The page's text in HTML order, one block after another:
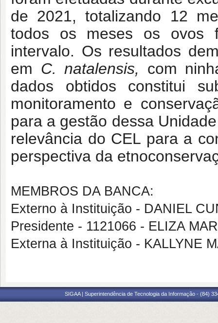
de 2021, totalizando 12
todos os meses os ovos
intervalo. Os resultados
em C. natalensis, com
dados obtidos constitui
monitoramento e
para a gestão dessa
relevância do CEL para a
perspectiva da
MEMBROS DA BANCA:
Externo à Instituição - DANIEL
Presidente - 1121066 - ELIZA
Externa à Instituição - KALLYNE
SIGAA | Superintendência de Tecnologia da Informação - (84)